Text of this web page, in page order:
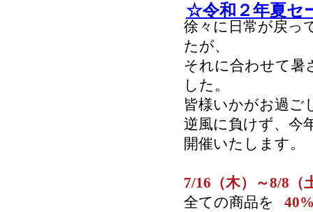
☆令和２年夏セ
徐々に日常が戻っ
たが、
それに合わせて暑
した。
皆様いかがお過ご
逆風に負けず、今
開催いたします。
7/16（木）～8/8（
全ての商品を